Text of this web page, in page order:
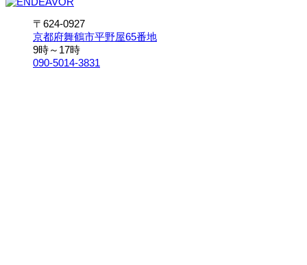
〒624-0927
京都府舞鶴市平野屋65番地
9時～17時
090-5014-3831